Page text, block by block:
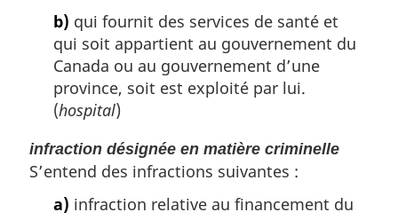
b) qui fournit des services de santé et
qui soit appartient au gouvernement du
Canada ou au gouvernement d’une
province, soit est exploité par lui.
(hospital)
infraction désignée en matière criminelle
S’entend des infractions suivantes :
a) infraction relative au financement du